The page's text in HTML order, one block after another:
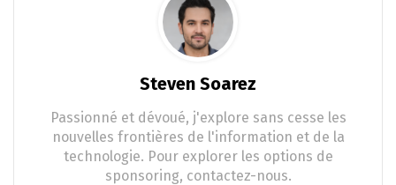
Steven Soarez
Passionné et dévoué, j'explore sans cesse les
nouvelles frontières de l'information et de la
technologie. Pour explorer les options de
sponsoring, contactez-nous.